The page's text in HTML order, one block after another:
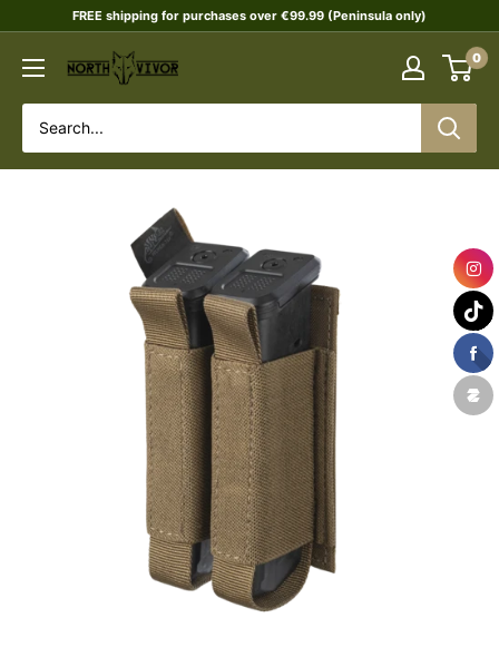
content
FREE shipping for purchases over €99.99 (Peninsula only)
NORTHVIVOR 0